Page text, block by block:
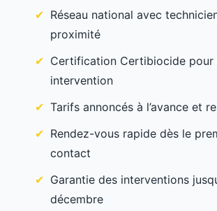
Réseau national avec
proximité
Certification Certibiocide pour
intervention
Tarifs annoncés à l’avance et
Rendez-vous rapide dès le
contact
Garantie des interventions
décembre